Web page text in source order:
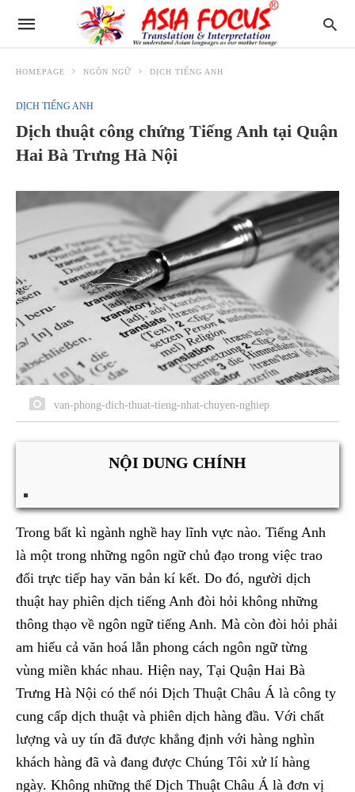
HOMEPAGE NGÔN NGỮ DỊCH TIẾNG ANH
DỊCH TIẾNG ANH
Dịch thuật công chứng Tiếng Anh tại Quận
Hai Bà Trưng Hà Nội
van-phong-dich-thuat-tieng-nhat-chuyen-nghiep
NỘI DUNG CHÍNH
Trong bất kì ngành nghề hay lĩnh vực nào. Tiếng Anh
là một trong những ngôn ngữ chủ đạo trong việc trao
đổi trực tiếp hay văn bản kí kết. Do đó, người dịch
thuật hay phiên dịch tiếng Anh đòi hỏi không những
thông thạo về ngôn ngữ tiếng Anh. Mà còn đòi hỏi phải
am hiểu cả văn hoá lẫn phong cách ngôn ngữ từng
vùng miền khác nhau. Hiện nay, Tại Quận Hai Bà
Trưng Hà Nội có thể nói Dịch Thuật Châu Á là công ty
cung cấp dịch thuật và phiên dịch hàng đầu. Với chất
lượng và uy tín đã được khẳng định với hàng nghìn
khách hàng đã và đang được Chúng Tôi xử lí hàng
ngày. Không những thế Dịch Thuật Châu Á là đơn vị